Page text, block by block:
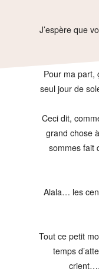
J’espère que
Pour ma part,
seul jour de
Ceci dit,
grand chose
sommes fait
Alala… les
Tout ce petit
temps